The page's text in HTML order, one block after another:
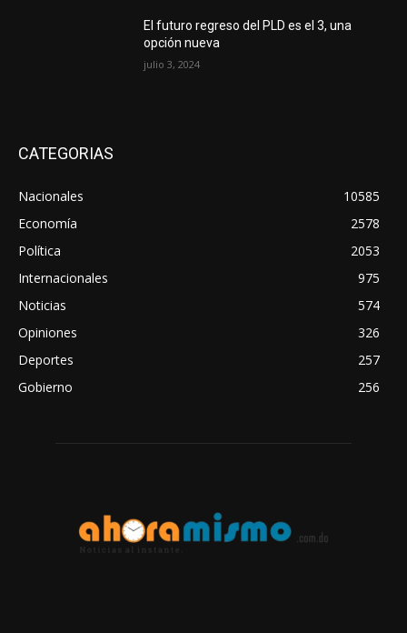
El futuro regreso del PLD es el 3, una
opción nueva
julio 3, 2024
CATEGORIAS
Nacionales
10585
Economía
2578
Política
2053
Internacionales
975
Noticias
574
Opiniones
326
Deportes
257
Gobierno
256